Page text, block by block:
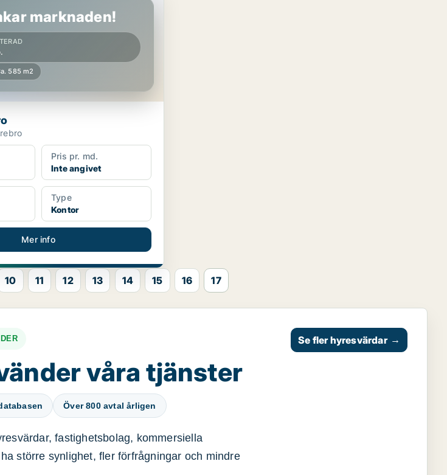
marknaden!
585 m2
Pris pr. md.
Inte angivet
Type
Kontor
Mer info
10 11 12 13 14 15 16 17
våra tjänster
Över 800 avtal årligen
fastighetsbolag, kommersiella
större synlighet, fler förfrågningar och mindre
Se fler hyresvärdar →